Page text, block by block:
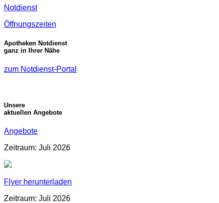
Notdienst
Öffnungszeiten
Apotheken Notdienst
ganz in Ihrer Nähe
zum Notdienst-Portal
Unsere
aktuellen Angebote
Angebote
Zeitraum: Juli 2026
Flyer herunterladen
Zeitraum: Juli 2026